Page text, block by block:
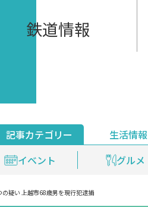
鉄道情報
記事カテゴリー
イベント グルメ
生活情報
報
安全安心情報
ライブ配信
疑い 上越市68歳男を現行犯逮捕